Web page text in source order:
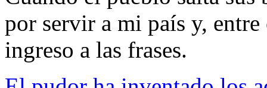
por servir a mi país y,
ingreso a las frases.